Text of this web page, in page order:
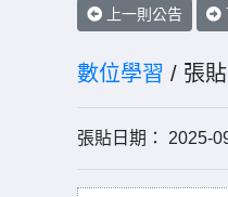
上一則公告
數位學習 / 張
張貼日期： 2025-